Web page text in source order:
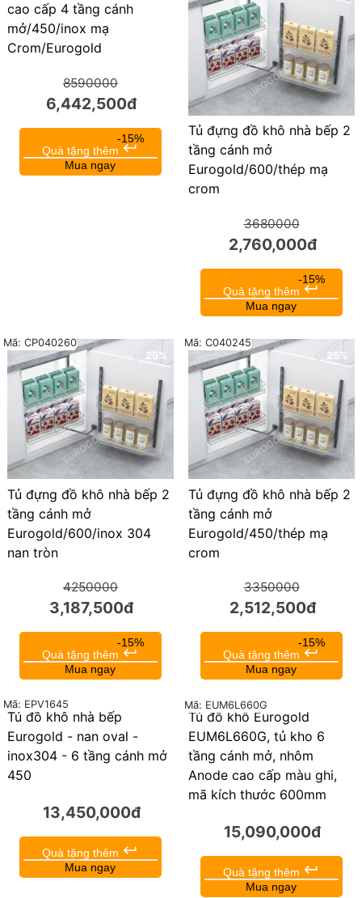
cao cấp 4 tầng cánh
mở/450/inox mạ
Crom/Eurogold
8590000
6,442,500đ
-15%
Quà tặng thêm keyboard_return
Mua ngay
Tủ đựng đồ khô nhà bếp 2
tầng cánh mở
Eurogold/600/thép mạ
crom
3680000
2,760,000đ
-15%
Quà tặng thêm keyboard_return
Mua ngay
25%
Tủ đựng đồ khô nhà bếp 2
tầng cánh mở
Eurogold/600/inox 304
nan tròn
Mã: CP040260
4250000
3,187,500đ
-15%
Quà tặng thêm keyboard_return
Mua ngay
25%
Tủ đựng đồ khô nhà bếp 2
tầng cánh mở
Eurogold/450/thép mạ
crom
Mã: C040245
3350000
2,512,500đ
-15%
Quà tặng thêm keyboard_return
Mua ngay
Tủ đồ khô nhà bếp
Eurogold - nan oval -
inox304 - 6 tầng cánh mở
450
Mã: EPV1645
13,450,000đ
Quà tặng thêm keyboard_return
Mua ngay
Tủ đồ khô Eurogold
EUM6L660G, tủ kho 6
tầng cánh mở, nhôm
Anode cao cấp màu ghi,
mã kích thước 600mm
Mã: EUM6L660G
15,090,000đ
Quà tặng thêm keyboard_return
Mua ngay